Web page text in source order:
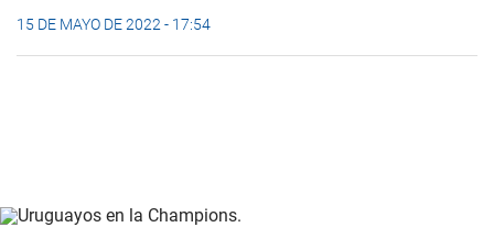
15 DE MAYO DE 2022 - 17:54